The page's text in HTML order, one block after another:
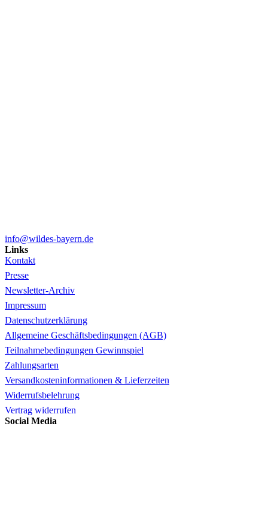
info@wildes-bayern.de
Links
Kontakt
Presse
Newsletter-Archiv
Impressum
Datenschutzerklärung
Allgemeine Geschäftsbedingungen (AGB)
Teilnahmebedingungen Gewinnspiel
Zahlungsarten
Versandkosteninformationen & Lieferzeiten
Widerrufsbelehrung
Vertrag widerrufen
Social Media